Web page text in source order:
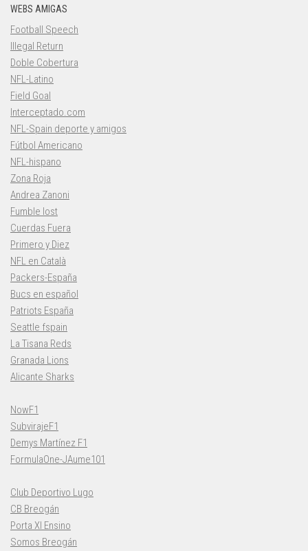
WEBS AMIGAS
Football Speech
Illegal Return
Doble Cobertura
NFL-Latino
Field Goal
Interceptado.com
NFL-Spain deporte y amigos
Fútbol Americano
NFL-hispano
Zona Roja
Andrea Zanoni
Fumble lost
Cuerdas Fuera
Primero y Diez
NFL en Català
Packers-España
Bucs en español
Patriots España
Seattle fspain
La Tisana Reds
Granada Lions
Alicante Sharks
NowF1
SubvirajeF1
Demys Martínez F1
FormulaOne-JAume101
Club Deportivo Lugo
CB Breogán
Porta XI Ensino
Somos Breogán